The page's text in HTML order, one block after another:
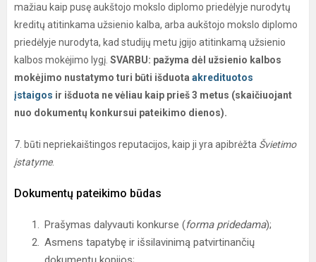
mažiau kaip pusę aukštojo mokslo diplomo priedėlyje nurodytų
kreditų atitinkama užsienio kalba, arba aukštojo mokslo diplomo
priedėlyje nurodyta, kad studijų metu įgijo atitinkamą užsienio
kalbos mokėjimo lygį. SVARBU: pažyma dėl užsienio kalbos
mokėjimo nustatymo turi būti išduota akredituotos
įstaigos ir išduota ne vėliau kaip prieš 3 metus (skaičiuojant
nuo dokumentų konkursui pateikimo dienos).
7. būti nepriekaištingos reputacijos, kaip ji yra apibrėžta Švietimo
įstatyme.
Dokumentų pateikimo būdas
Prašymas dalyvauti konkurse (forma pridedama);
Asmens tapatybę ir išsilavinimą patvirtinančių